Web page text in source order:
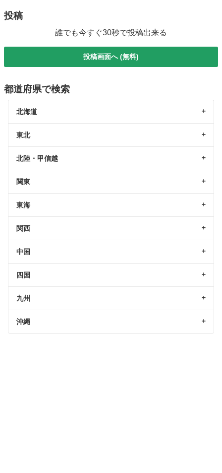
投稿
誰でも今すぐ30秒で投稿出来る
投稿画面へ (無料)
都道府県で検索
北海道
東北
北陸・甲信越
関東
東海
関西
中国
四国
九州
沖縄